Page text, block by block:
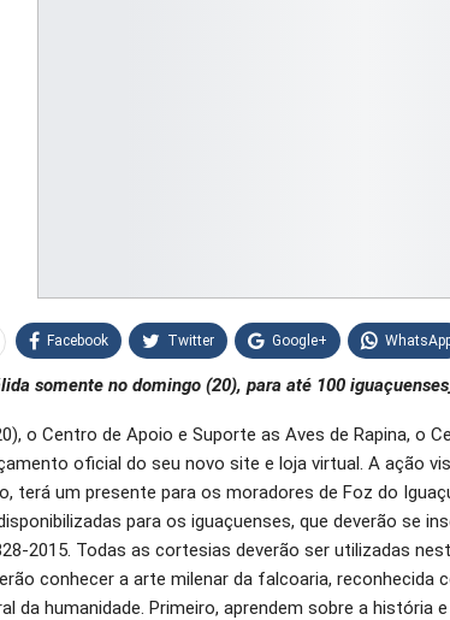
Facebook Twitter Google+
O email
somente no domingo (20), para até 100 iguaçuenses_
o Centro de Apoio e Suporte as Aves de Rapina, o
oficial do seu novo site e loja virtual. A ação
terá um presente para os moradores de Foz do
para os iguaçuenses, que deverão se
2015. Todas as cortesias deverão ser utilizadas
conhecer a arte milenar da falcoaria, reconhecida
da humanidade. Primeiro, aprendem sobre a história